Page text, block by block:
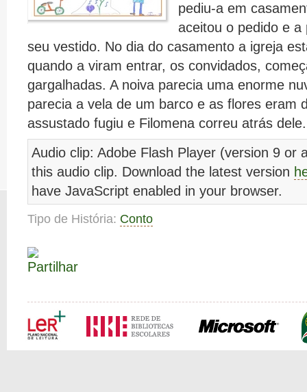
pediu-a em
aceitou o pedido e
seu vestido. No dia do casamento a igreja
quando a viram entrar, os convidados,
gargalhadas. A noiva parecia uma enorme
parecia a vela de um barco e as flores eram
assustado fugiu e Filomena correu atrás dele.
Audio clip: Adobe Flash Player (version 9 or
this audio clip. Download the latest version
have JavaScript enabled in your browser.
Tipo de História: Conto